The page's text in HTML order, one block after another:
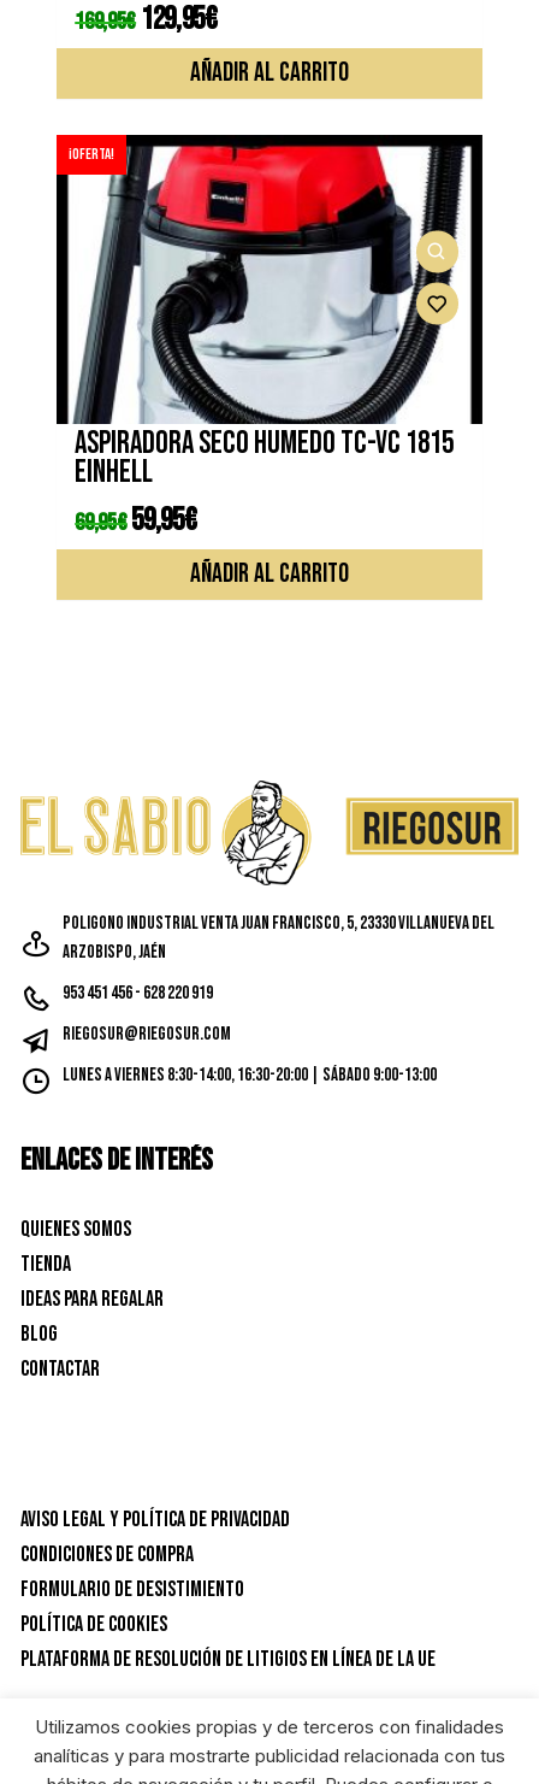
169,95€ El
precio
original
129,95€El
precio
actual
es:
129,95€.
AÑADIR AL CARRITO
¡Oferta!
Aspiradora seco humedo TC-VC 1815
EINHELL
69,95€ El
precio
original
59,95€El
precio
actual
es:
59,95€.
AÑADIR AL CARRITO
Poligono Industrial Venta Juan Francisco, 5, 23330 Villanueva del
Arzobispo, Jaén
953 451 456 - 628 220 919
riegosur@riegosur.com
Lunes a Viernes 8:30-14:00, 16:30-20:00 | Sábado 9:00-13:00
ENLACES DE INTERÉS
Quienes Somos
Tienda
Ideas para Regalar
Blog
Contactar
Aviso Legal y Política de privacidad
Condiciones de Compra
Formulario de desistimiento
Política de Cookies
Plataforma de resolución de litigios en línea de la UE
CATEGORÍAS DEL PRODUCTO
Utilizamos cookies propias y de terceros con finalidades
analíticas y para mostrarte publicidad relacionada con tus